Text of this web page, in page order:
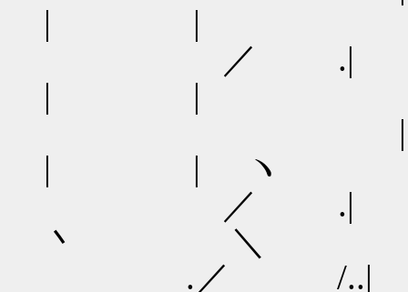
| |
| |
|
| | ヽ
丶 ＼
.／ /